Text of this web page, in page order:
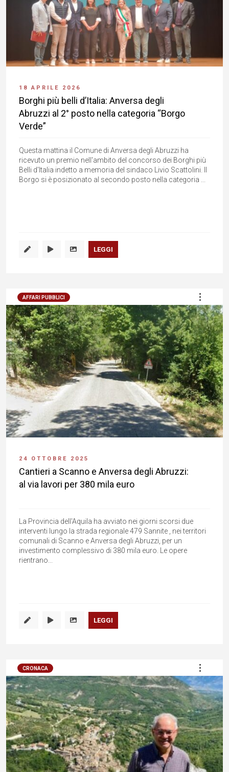
18 APRILE 2026
Borghi più belli d’Italia: Anversa degli
Abruzzi al 2° posto nella categoria “Borgo
Verde”
Questa mattina il Comune di Anversa degli Abruzzi ha
ricevuto un premio nell'ambito del concorso dei Borghi più
Belli d'Italia indetto a memoria del sindaco Livio Scattolini. Il
Borgo si è posizionato al secondo posto nella categoria ...
LEGGI
AFFARI PUBBLICI
24 OTTOBRE 2025
Cantieri a Scanno e Anversa degli Abruzzi:
al via lavori per 380 mila euro
La Provincia dell'Aquila ha avviato nei giorni scorsi due
interventi lungo la strada regionale 479 Sannite , nei territori
comunali di Scanno e Anversa degli Abruzzi, per un
investimento complessivo di 380 mila euro. Le opere
rientrano...
LEGGI
CRONACA